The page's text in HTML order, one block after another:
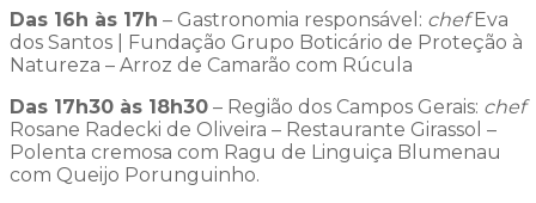
Das 16h às 17h – Gastronomia responsável: chefEva
dos Santos | Fundação Grupo Boticário de Proteção à
Natureza – Arroz de Camarão com Rúcula
Das 17h30 às 18h30 – Região dos Campos Gerais: chef
Rosane Radecki de Oliveira – Restaurante Girassol –
Polenta cremosa com Ragu de Linguiça Blumenau
com Queijo Porunguinho.